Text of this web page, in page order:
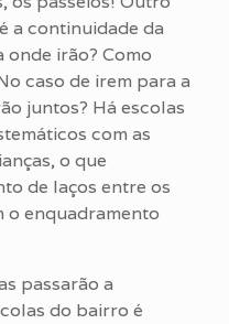
a continuidade da
irão? Como
caso de irem para a
juntos? Há escolas
com as
o que
de laços entre os
o enquadramento
passarão a
do bairro é